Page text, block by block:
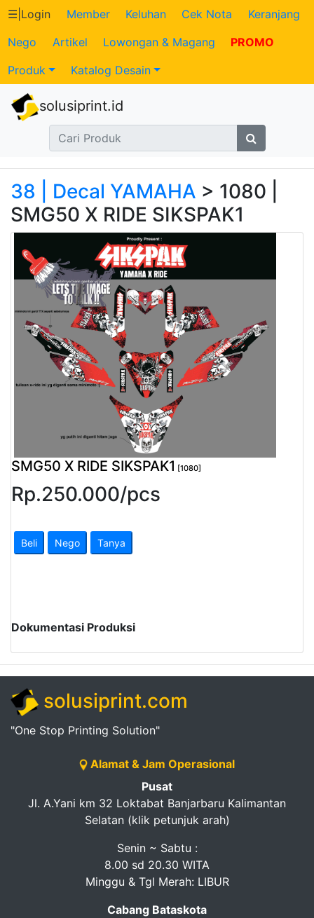
Katalog
Produk
Petugas
Transaksi
Tagihan
Berjalan
Pembayaran
Pendapatan
Fee
Ganti
☰ Login Member Keluhan Cek Nota
Keranjang
Nego
Artikel Lowongan & Magang
PROMO
Produk
Katalog Desain
solusiprint.id
38 | Decal YAMAHA > 1080 |
SMG50 X RIDE SIKSPAK1
SMG50 X RIDE SIKSPAK1 [1080]
Rp.250.000/pcs
Beli Nego Tanya
Dokumentasi Produksi
solusiprint.com
"One Stop Printing Solution"
Alamat & Jam Operasional
Pusat
Jl. A.Yani km 32 Loktabat Banjarbaru Kalimantan
Selatan (klik petunjuk arah)
Senin ~ Sabtu :
8.00 sd 20.30 WITA
Minggu & Tgl Merah: LIBUR
Cabang Bataskota